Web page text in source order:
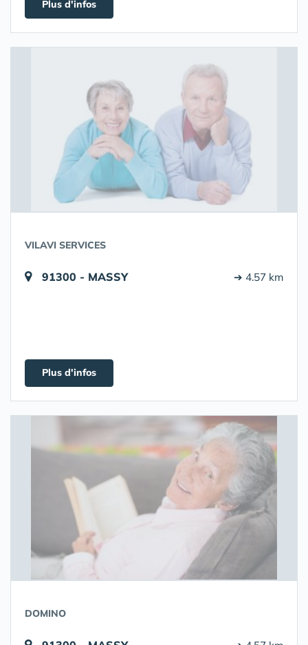
Plus d'infos
VILAVI SERVICES
91300 - MASSY ➔ 4.57 km
Plus d'infos
DOMINO